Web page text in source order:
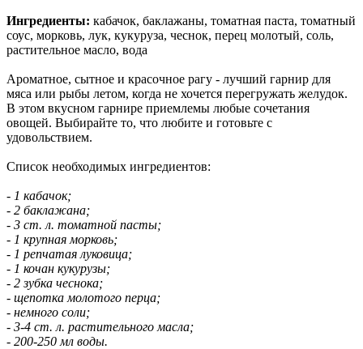
Ингредиенты: кабачок, баклажаны, томатная паста, томатный
соус, морковь, лук, кукуруза, чеснок, перец молотый, соль,
растительное масло, вода
Ароматное, сытное и красочное рагу - лучший гарнир для
мяса или рыбы летом, когда не хочется перегружать желудок.
В этом вкусном гарнире приемлемы любые сочетания
овощей. Выбирайте то, что любите и готовьте с
удовольствием.
Список необходимых ингредиентов:
- 1 кабачок;
- 2 баклажана;
- 3 ст. л. томатной пасты;
- 1 крупная морковь;
- 1 репчатая луковица;
- 1 кочан кукурузы;
- 2 зубка чеснока;
- щепотка молотого перца;
- немного соли;
- 3-4 ст. л. растительного масла;
- 200-250 мл воды.